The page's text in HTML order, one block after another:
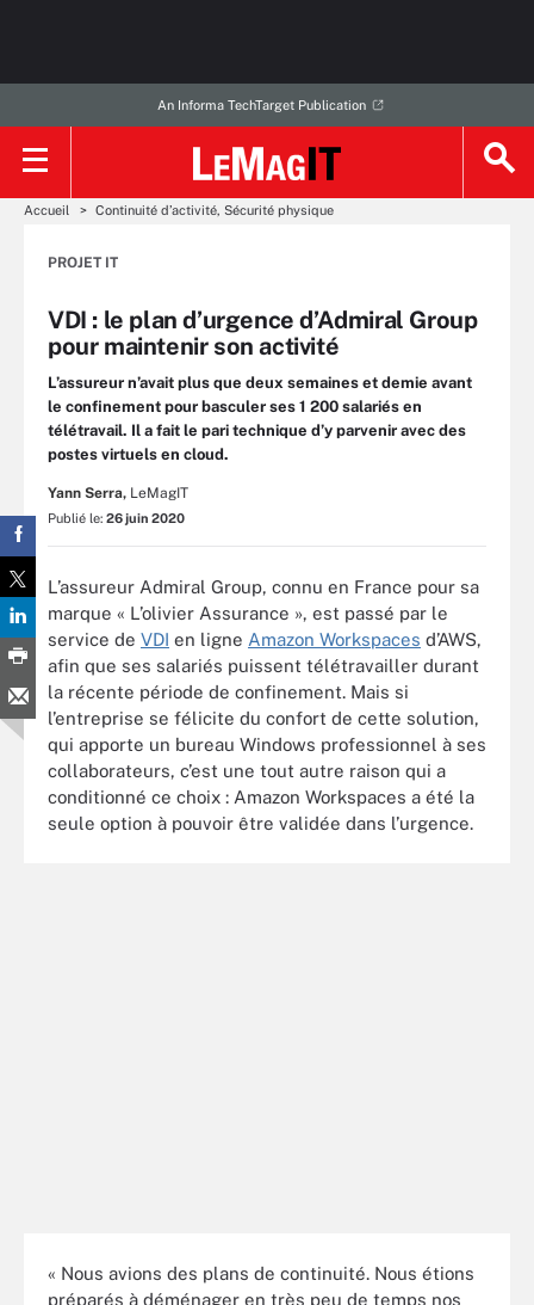
An Informa TechTarget Publication
Accueil Continuité d’activité, Sécurité physique
PROJET IT
VDI : le plan d’urgence d’Admiral Group
pour maintenir son activité
L’assureur n’avait plus que deux semaines et demie avant
le confinement pour basculer ses 1 200 salariés en
télétravail. Il a fait le pari technique d’y parvenir avec des
postes virtuels en cloud.
Yann Serra, LeMagIT
Publié le: 26 juin 2020
L’assureur Admiral Group, connu en France pour sa
marque « L’olivier Assurance », est passé par le
service de VDI en ligne Amazon Workspaces d’AWS,
afin que ses salariés puissent télétravailler durant
la récente période de confinement. Mais si
l’entreprise se félicite du confort de cette solution,
qui apporte un bureau Windows professionnel à ses
collaborateurs, c’est une tout autre raison qui a
conditionné ce choix : Amazon Workspaces a été la
seule option à pouvoir être validée dans l’urgence.
« Nous avions des plans de continuité. Nous étions
préparés à déménager en très peu de temps nos